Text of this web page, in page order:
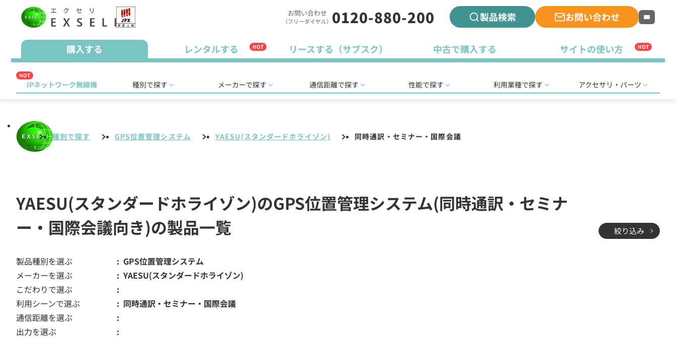
お問い合わせ
（フリーダイヤル） 0120-880-200 製品検索 お問い合わせ
購入する レンタルする HOT リースする（サブスク） 中古で購入する サイトの使い方 HOT
HOT
IPネットワーク無線機 種別で探す メーカーで探す 通信距離で探す 性能で探す 利用業種で探す アクセサリ・パーツ
種別で探す GPS位置管理システム YAESU(スタンダードホライゾン) 同時通訳・セミナー・国際会議
YAESU(スタンダードホライゾン)のGPS位置管理システム(同時通訳・セミナ
ー・国際会議向き)の製品一覧
絞り込み
製品種別を選ぶ
GPS位置管理システム
メーカーを選ぶ
YAESU(スタンダードホライゾン)
こだわりで選ぶ
利用シーンで選ぶ
同時通訳・セミナー・国際会議
通信距離を選ぶ
出力を選ぶ